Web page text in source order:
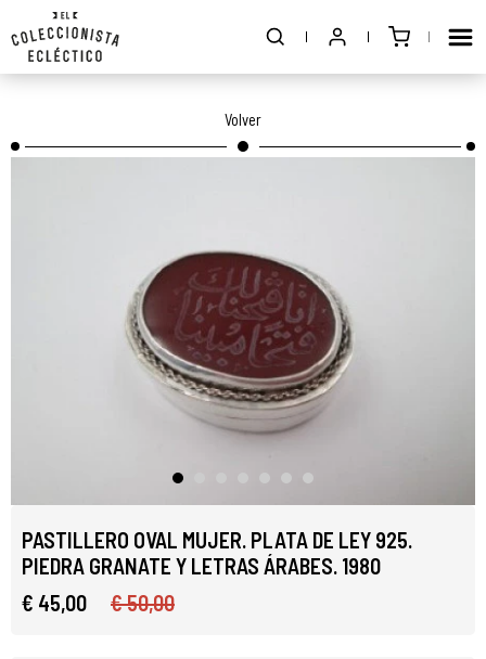
Volver
PASTILLERO OVAL MUJER. PLATA DE LEY 925.
PIEDRA GRANATE Y LETRAS ÁRABES. 1980
€ 45,00
€ 50,00